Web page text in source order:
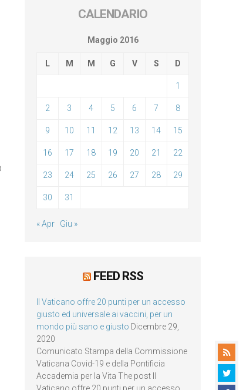
CALENDARIO
Maggio 2016
L M M G V S D
1
2 3 4 5 6 7 8
9 10 11 12 13 14 15
16 17 18 19 20 21 22
23 24 25 26 27 28 29
30 31
« Apr Giu »
FEED RSS
Il Vaticano offre 20 punti per un accesso
giusto ed universale ai vaccini, per un
mondo più sano e giusto Dicembre 29,
2020
Comunicato Stampa della Commissione
Vaticana Covid-19 e della Pontificia
Accademia per la Vita The post Il